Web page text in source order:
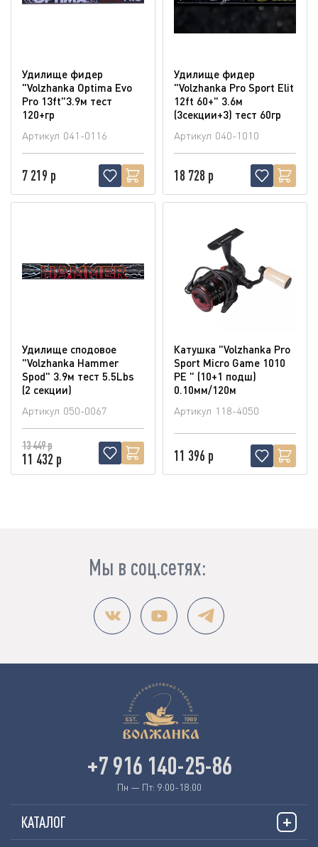
Удилище фидер
"Volzhanka Optima Evo
Pro 13ft"3.9м тест
120+гр
Артикул 041-0116
7 219 р
Удилище фидер
"Volzhanka Pro Sport Elit
12ft 60+" 3.6м
(3секции+3) тест 60гр
Артикул 040-1010
18 728 р
Удилище сподовое
"Volzhanka Hammer
Spod" 3.9м тест 5.5Lbs
(2 секции)
Артикул 050-0067
13 449 р
11 432 р
Катушка "Volzhanka Pro
Sport Micro Game 1010
PE " (10+1 подш)
0.10мм/120м
Артикул 118-4050
11 396 р
Мы в соц.сетях:
КАТАЛОГ
+7 916 140-25-86
Пн — Пт: 9:00-18:00